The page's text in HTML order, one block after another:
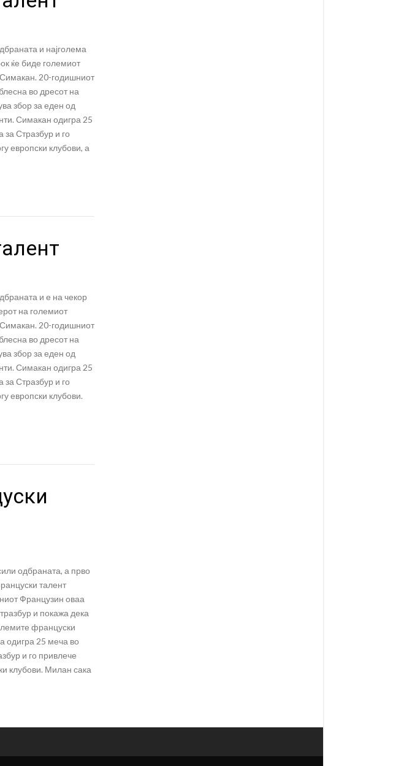
и најголема
ќе биде големиот
20-годишниот
во дресот на
збор за еден од
Симакан одигра 25
Стразбур и го
европски клубови, а
и е на чекор
на големиот
20-годишниот
во дресот на
збор за еден од
Симакан одигра 25
Стразбур и го
европски клубови.
одбраната, а прво
талент
Французин оваа
и покажа дека
француски
одигра 25 меча во
и го привлече
клубови. Милан сака